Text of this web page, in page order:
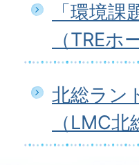
「環境
（TRE
北総ラン
（LMC